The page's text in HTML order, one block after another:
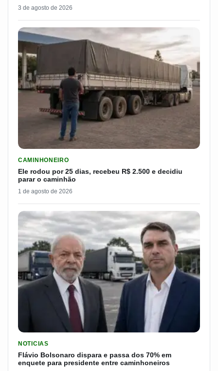
3 de agosto de 2026
CAMINHONEIRO
Ele rodou por 25 dias, recebeu R$ 2.500 e decidiu
parar o caminhão
1 de agosto de 2026
NOTICIAS
Flávio Bolsonaro dispara e passa dos 70% em
enquete para presidente entre caminhoneiros